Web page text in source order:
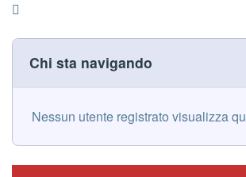
Chi sta navigando
Nessun utente registrato visualizza